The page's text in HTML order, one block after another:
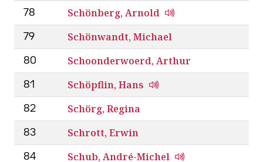
78 Schönberg, Arnold
79 Schönwandt, Michael
80 Schoonderwoerd, Arthur
81 Schöpflin, Hans
82 Schörg, Regina
83 Schrott, Erwin
84 Schub, André-Michel